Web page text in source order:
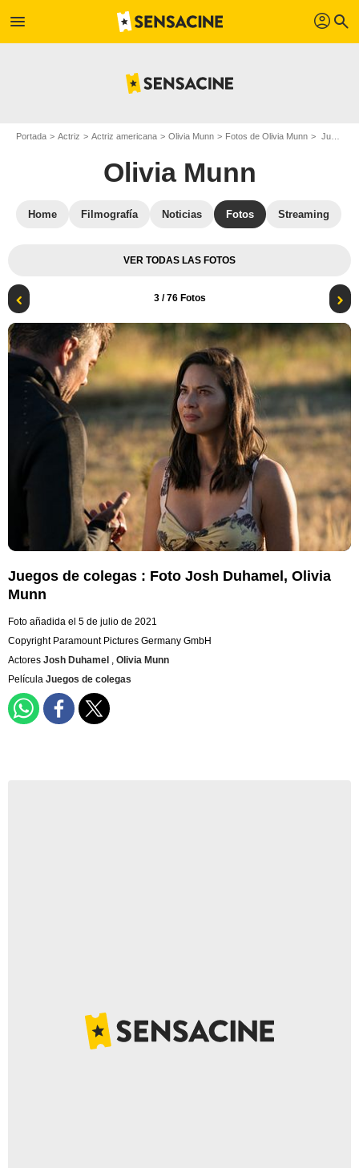
menu profil search
Portada Actriz Actriz americana Olivia Munn Fotos de Olivia Munn Juegos de colegas : Foto Josh Duhamel, Olivia Munn
Olivia Munn
Home Filmografía Noticias Fotos Streaming
VER TODAS LAS FOTOS
3/ 76 Fotos
Juegos de colegas : Foto Josh Duhamel, Olivia
Munn
Foto añadida el 5 de julio de 2021
Copyright Paramount Pictures Germany GmbH
Actores Josh Duhamel , Olivia Munn
Película Juegos de colegas